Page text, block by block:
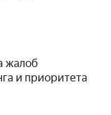
жалоб
и приоритета